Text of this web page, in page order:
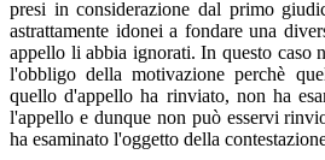
presi in considerazione dal primo
astrattamente idonei a fondare una
appello li abbia ignorati. In questo caso
l'obbligo della motivazione perchè
quello d'appello ha rinviato, non ha
l'appello e dunque non può esservi
ha esaminato l'oggetto della